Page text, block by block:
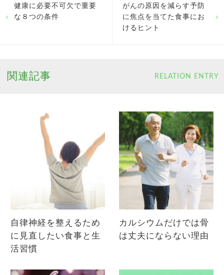
健康に必要不可欠で重要
な８つの条件
がんの原因を減らす予防
に焦点を当てた食事にお
けるヒント
関連記事 RELATION ENTRY
自律神経を整えるため
に見直したい食事と生
活習慣
カルシウムだけでは骨
は丈夫にならない理由